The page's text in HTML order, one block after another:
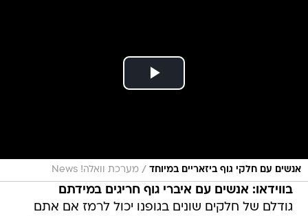
אנשים עם חלקי גוף ביזאריים במיוחד / מערכת וואלה! News
בווידאו: אנשים עם איברי גוף חריגים במידתם
גודלם של חלקים שונים בגופנו יכול לרמז אם אתם